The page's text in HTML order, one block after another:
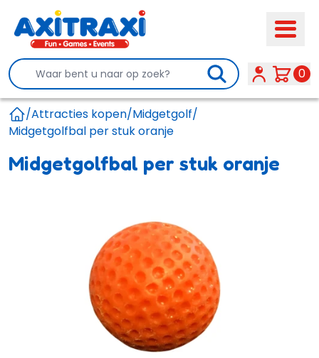
Search 0
Home
/Attracties kopen/Midgetgolf/
Midgetgolfbal per stuk oranje
Midgetgolfbal per stuk oranje